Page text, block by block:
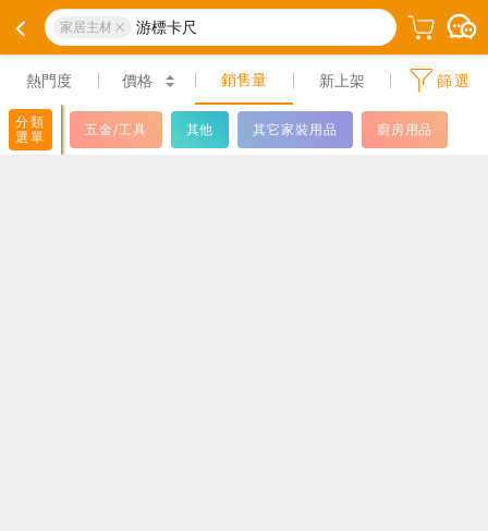
家居主材 游標卡尺
熱門度 價格 銷售量 新上架 篩選
分類
選單
五金/工具 其他 其它家裝用品 廚房用品